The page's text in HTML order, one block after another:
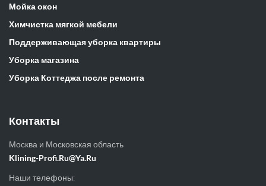
Мойка окон
Химчистка мягкой мебели
Поддерживающая уборка квартиры
Уборка магазина
Уборка Коттеджа после ремонта
Контакты
Москва и Московская область
Klining-Profi.Ru@Ya.Ru
Наши телефоны: